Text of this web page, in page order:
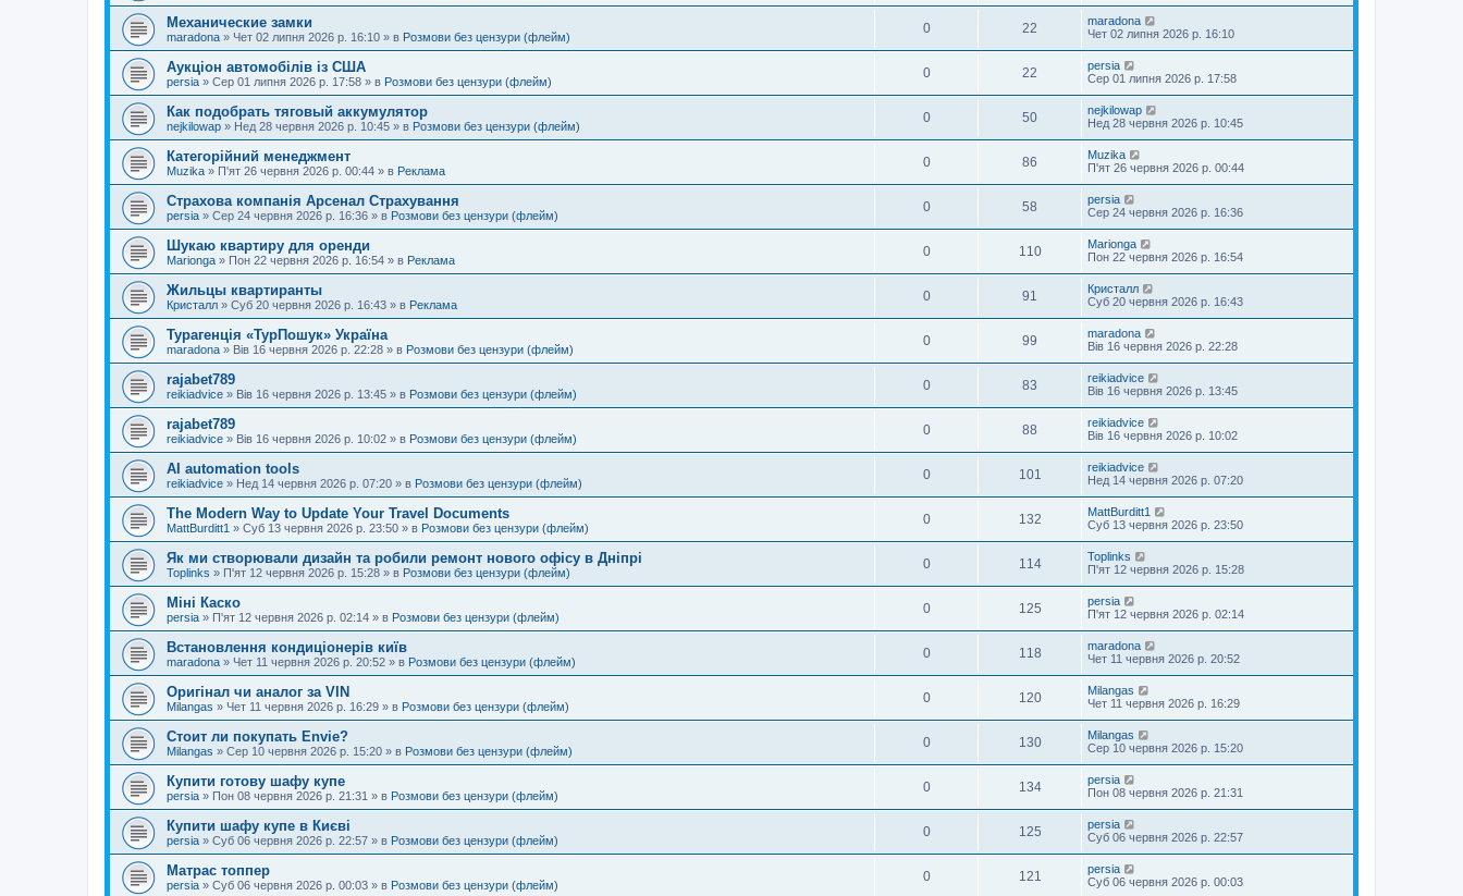
Механические замки
maradona » Чет 02 липня 2026 р. 16:10 » в Розмови без цензури (флейм)
0 22
maradona
Чет 02 липня 2026 р. 16:10
Аукціон автомобілів із США
persia » Сер 01 липня 2026 р. 17:58 » в Розмови без цензури (флейм)
0 22
persia
Сер 01 липня 2026 р. 17:58
Как подобрать тяговый аккумулятор
nejkilowap » Нед 28 червня 2026 р. 10:45 » в Розмови без цензури (флейм)
0 50
nejkilowap
Нед 28 червня 2026 р. 10:45
Категорійний менеджмент
Muzika » П'ят 26 червня 2026 р. 00:44 » в Реклама
0 86
Muzika
П'ят 26 червня 2026 р. 00:44
Страхова компанія Арсенал Страхування
persia » Сер 24 червня 2026 р. 16:36 » в Розмови без цензури (флейм)
0 58
persia
Сер 24 червня 2026 р. 16:36
Шукаю квартиру для оренди
Marionga » Пон 22 червня 2026 р. 16:54 » в Реклама
0 110
Marionga
Пон 22 червня 2026 р. 16:54
Жильцы квартиранты
Кристалл » Суб 20 червня 2026 р. 16:43 » в Реклама
0 91
Кристалл
Суб 20 червня 2026 р. 16:43
Турагенція «ТурПошук» Україна
maradona » Вів 16 червня 2026 р. 22:28 » в Розмови без цензури (флейм)
0 99
maradona
Вів 16 червня 2026 р. 22:28
rajabet789
reikiadvice » Вів 16 червня 2026 р. 13:45 » в Розмови без цензури (флейм)
0 83
reikiadvice
Вів 16 червня 2026 р. 13:45
rajabet789
reikiadvice » Вів 16 червня 2026 р. 10:02 » в Розмови без цензури (флейм)
0 88
reikiadvice
Вів 16 червня 2026 р. 10:02
AI automation tools
reikiadvice » Нед 14 червня 2026 р. 07:20 » в Розмови без цензури (флейм)
0 101
reikiadvice
Нед 14 червня 2026 р. 07:20
The Modern Way to Update Your Travel Documents
MattBurditt1 » Суб 13 червня 2026 р. 23:50 » в Розмови без цензури (флейм)
0 132
MattBurditt1
Суб 13 червня 2026 р. 23:50
Як ми створювали дизайн та робили ремонт нового офісу в Дніпрі
Toplinks » П'ят 12 червня 2026 р. 15:28 » в Розмови без цензури (флейм)
0 114
Toplinks
П'ят 12 червня 2026 р. 15:28
Міні Каско
persia » П'ят 12 червня 2026 р. 02:14 » в Розмови без цензури (флейм)
0 125
persia
П'ят 12 червня 2026 р. 02:14
Встановлення кондиціонерів київ
maradona » Чет 11 червня 2026 р. 20:52 » в Розмови без цензури (флейм)
0 118
maradona
Чет 11 червня 2026 р. 20:52
Оригінал чи аналог за VIN
Milangas » Чет 11 червня 2026 р. 16:29 » в Розмови без цензури (флейм)
0 120
Milangas
Чет 11 червня 2026 р. 16:29
Стоит ли покупать Envie?
Milangas » Сер 10 червня 2026 р. 15:20 » в Розмови без цензури (флейм)
0 130
Milangas
Сер 10 червня 2026 р. 15:20
Купити готову шафу купе
persia » Пон 08 червня 2026 р. 21:31 » в Розмови без цензури (флейм)
0 134
persia
Пон 08 червня 2026 р. 21:31
Купити шафу купе в Києві
persia » Суб 06 червня 2026 р. 22:57 » в Розмови без цензури (флейм)
0 125
persia
Суб 06 червня 2026 р. 22:57
Матрас топпер
persia » Суб 06 червня 2026 р. 00:03 » в Розмови без цензури (флейм)
0 121
persia
Суб 06 червня 2026 р. 00:03